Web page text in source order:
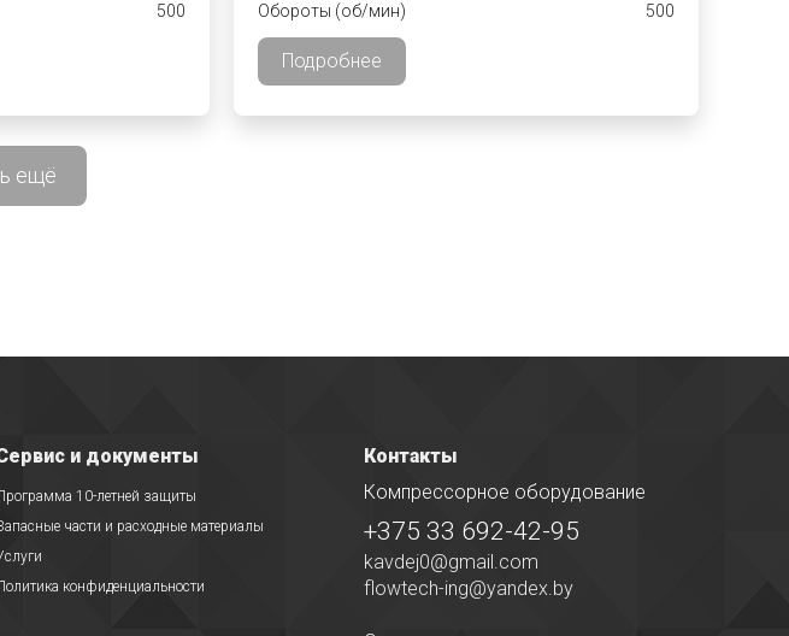
500
Обороты (об/мин)
500
Подробнее
ещё
и документы
10-летней защиты
части и расходные материалы
конфиденциальности
Контакты
Компрессорное оборудование
+375 33 692-42-95
kavdej0@gmail.com
flowtech-ing@yandex.by